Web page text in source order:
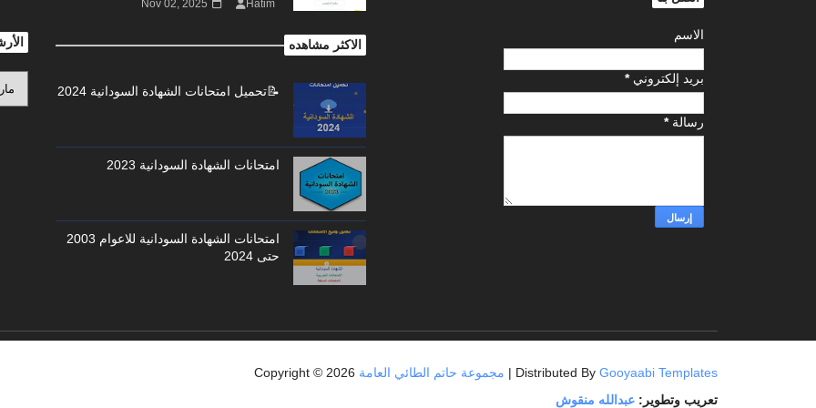
الاسم
بريد إلكتروني*
رسالة*
Hatim
Nov 02, 2025
الاكثر مشاهده
📝تحميل امتحانات الشهادة السودانية 2024
امتحانات الشهادة السودانية 2023
امتحانات الشهادة السودانية للاعوام 2003
حتى 2024
Copyright © 2026 | Distributed By Gooyaabi Templates
تعريب وتطوير: عبدالله منقوش